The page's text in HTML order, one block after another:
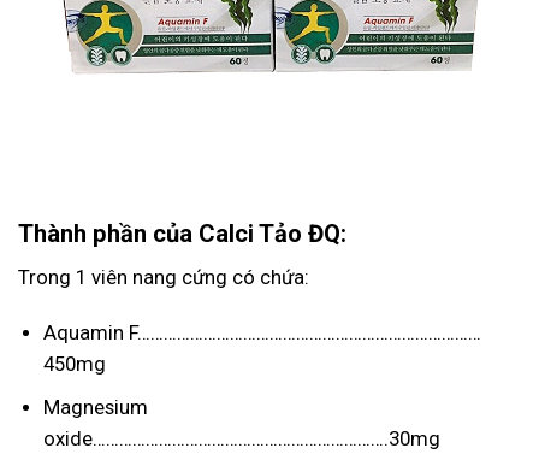
Thành phần của Calci Tảo ĐQ:
Trong 1 viên nang cứng có chứa:
Aquamin F……………………………………………………………………
450mg
Magnesium
oxide………………………………………………………….30mg